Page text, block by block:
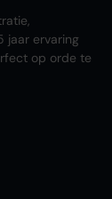
jaar ervaring
op orde te